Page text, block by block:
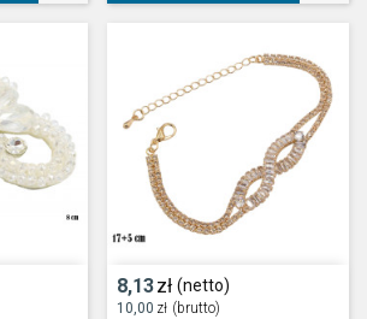
8,13zł (netto)
10,00 zł (brutto)